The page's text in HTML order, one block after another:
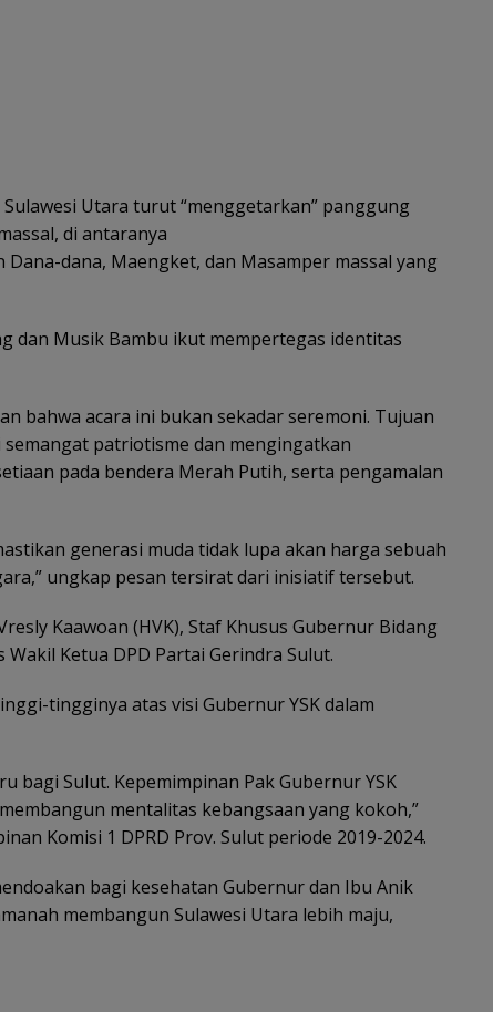
Utara turut “menggetarkan” panggung
di antaranya
dana, Maengket, dan Masamper massal yang
dan Musik Bambu ikut mempertegas identitas
bahwa acara ini bukan sekadar seremoni. Tujuan
patriotisme dan mengingatkan
pada bendera Merah Putih, serta pengamalan
generasi muda tidak lupa akan harga sebuah
ungkap pesan tersirat dari inisiatif tersebut.
Kaawoan (HVK), Staf Khusus Gubernur Bidang
Ketua DPD Partai Gerindra Sulut.
tingginya atas visi Gubernur YSK dalam
bagi Sulut. Kepemimpinan Pak Gubernur YSK
mentalitas kebangsaan yang kokoh,”
Komisi 1 DPRD Prov. Sulut periode 2019-2024.
bagi kesehatan Gubernur dan Ibu Anik
membangun Sulawesi Utara lebih maju,